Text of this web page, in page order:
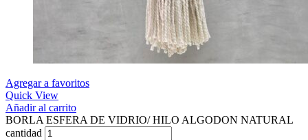
Agregar a favoritos
Quick View
Añadir al carrito
BORLA ESFERA DE VIDRIO/ HILO ALGODON NATURAL
cantidad